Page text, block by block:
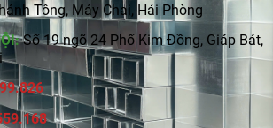
Tông, Máy Chai, Hải Phòng
Số 19 ngõ 24 Phố Kim Đồng, Giáp Bát,